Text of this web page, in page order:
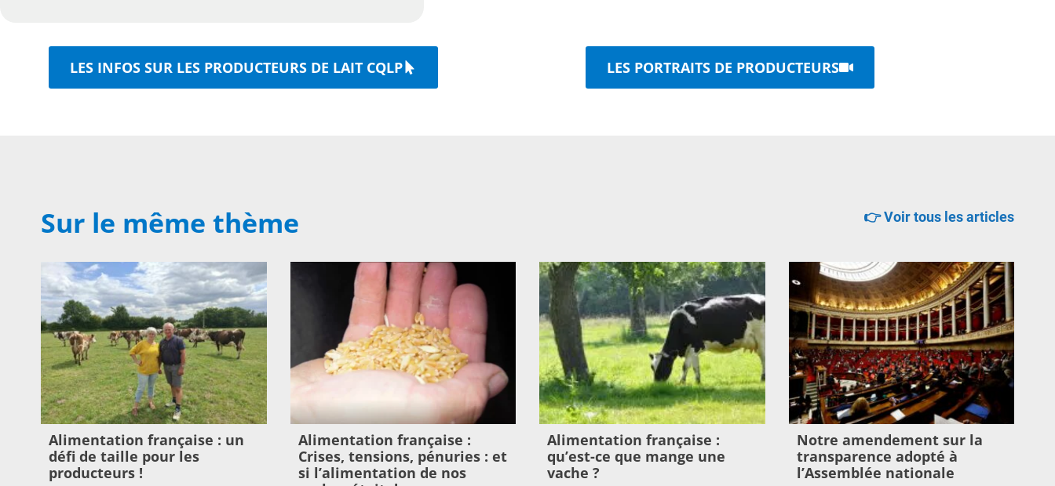
LES INFOS SUR LES PRODUCTEURS DE LAIT CQLP LES PORTRAITS DE PRODUCTEURS
Sur le même thème 👉 Voir tous les articles
Alimentation française : un
défi de taille pour les
producteurs !
Alimentation française :
Crises, tensions, pénuries : et
si l’alimentation de nos
Alimentation française :
qu’est-ce que mange une
vache ?
Notre amendement sur la
transparence adopté à
l’Assemblée nationale